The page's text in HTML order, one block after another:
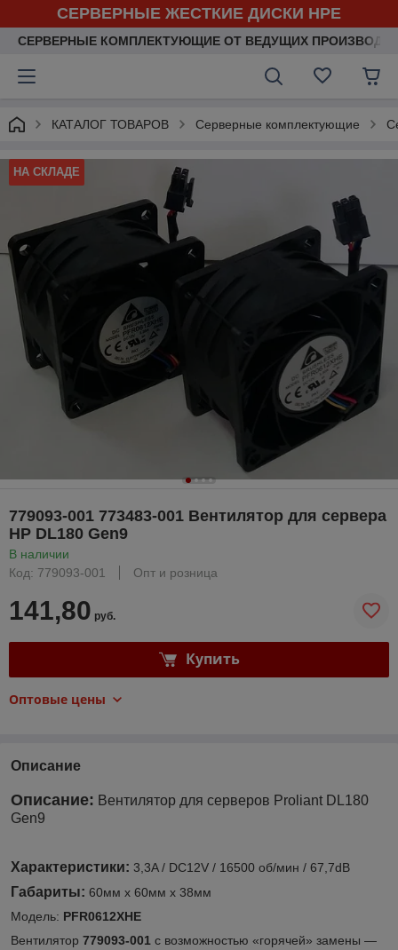
СЕРВЕРНЫЕ ЖЕСТКИЕ ДИСКИ HPE
СЕРВЕРНЫЕ КОМПЛЕКТУЮЩИЕ ОТ ВЕДУЩИХ
КАТАЛОГ ТОВАРОВ Серверные комплектующие
НА СКЛАДЕ
779093-001 773483-001 Вентилятор для сервера
HP DL180 Gen9
В наличии
Код: 779093-001
Опт и розница
141,80 руб.
Купить
Оптовые цены
Описание
Описание: Вентилятор для серверов Proliant DL180
Gen9
Характеристики: 3,3A / DC12V / 16500 об/мин / 67,7dB
Габариты: 60мм x 60мм x 38мм
Модель: PFR0612XHE
Вентилятор 779093-001 с возможностью «горячей» замены —